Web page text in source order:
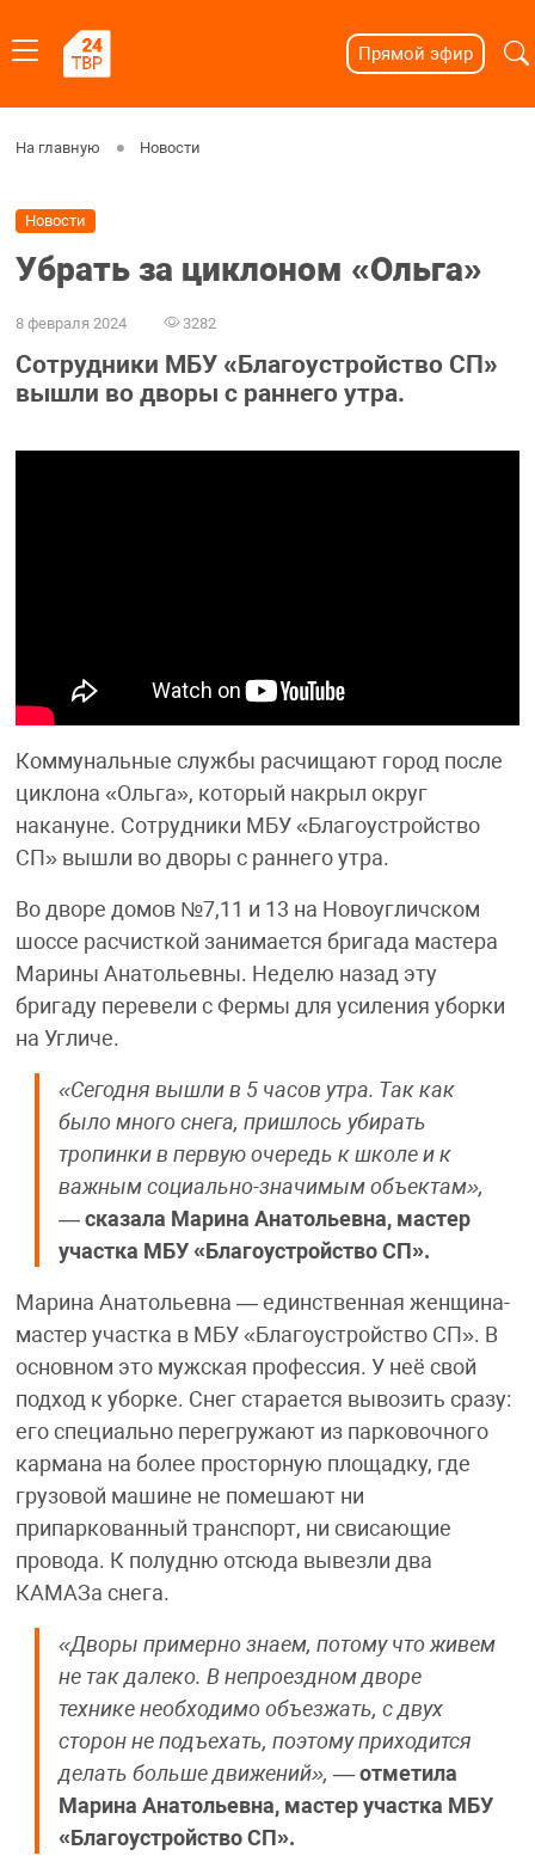
Прямой эфир
На главную Новости
Новости
Убрать за циклоном «Ольга»
8 февраля 2024 3282
Сотрудники МБУ «Благоустройство СП»
вышли во дворы с раннего утра.
Коммунальные службы расчищают город после
циклона «Ольга», который накрыл округ
накануне. Сотрудники МБУ «Благоустройство
СП» вышли во дворы с раннего утра.
Во дворе домов №7,11 и 13 на Новоугличском
шоссе расчисткой занимается бригада мастера
Марины Анатольевны. Неделю назад эту
бригаду перевели с Фермы для усиления уборки
на Угличе.
«Сегодня вышли в 5 часов утра. Так как
было много снега, пришлось убирать
тропинки в первую очередь к школе и к
важным социально-значимым объектам»,
—сказала Марина Анатольевна, мастер
участка МБУ «Благоустройство СП».
Марина Анатольевна — единственная женщина-
мастер участка в МБУ «Благоустройство СП». В
основном это мужская профессия. У неё свой
подход к уборке. Снег старается вывозить сразу:
его специально перегружают из парковочного
кармана на более просторную площадку, где
грузовой машине не помешают ни
припаркованный транспорт, ни свисающие
провода. К полудню отсюда вывезли два
КАМАЗа снега.
«Дворы примерно знаем, потому что живем
не так далеко. В непроездном дворе
технике необходимо объезжать, с двух
сторон не подъехать, поэтому приходится
делать больше движений», —отметила
Марина Анатольевна, мастер участка МБУ
«Благоустройство СП».